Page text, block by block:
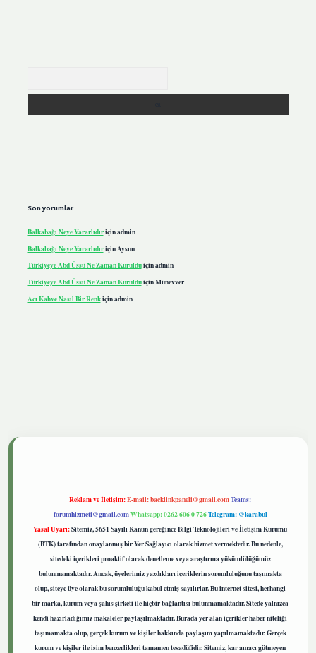
Son yorumlar
Balkabağı Neye Yararlıdıriçinadmin
Balkabağı Neye Yararlıdıriçin Aysun
Türkiyeye Abd Üssü Ne Zaman Kurulduiçinadmin
Türkiyeye Abd Üssü Ne Zaman KurulduiçinMünevver
Acı Kahve Nasıl Bir Renkiçinadmin
Reklam ve İletişim:E-mail:backlinkpaneli@gmail.comTeams:
forumhizmeti@gmail.comWhatsapp: 0262 606 0 726Telegram: @karabul
Yasal Uyarı:Sitemiz, 5651 Sayılı Kanun gereğince Bilgi Teknolojileri ve İletişim Kurumu
(BTK) tarafından onaylanmış bir Yer Sağlayıcı olarak hizmet vermektedir. Bu nedenle,
sitedeki içerikleri proaktif olarak denetleme veya araştırma yükümlülüğümüz
bulunmamaktadır. Ancak, üyelerimiz yazdıkları içeriklerin sorumluluğunu taşımakta
olup, siteye üye olarak bu sorumluluğu kabul etmiş sayılırlar. Bu internet sitesi, herhangi
bir marka, kurum veya şahıs şirketi ile hiçbir bağlantısı bulunmamaktadır. Sitede yalnızca
kendi hazırladığımız makaleler paylaşılmaktadır. Burada yer alan içerikler haber niteliği
taşımamakta olup, gerçek kurum ve kişiler hakkında paylaşım yapılmamaktadır. Gerçek
kurum ve kişiler ile isim benzerlikleri tamamen tesadüfidir. Sitemiz, kar amacı gütmeyen